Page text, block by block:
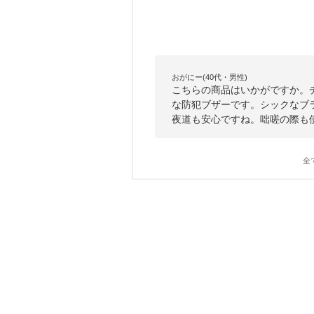
おがにー(40代・男性)
こちらの商品はいかがですか
な防犯ブザーです。シックな
夜道も安心ですね。咄嗟の際
全